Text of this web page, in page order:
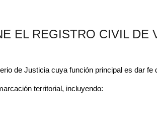
EL REGISTRO CIVIL DE
de Justicia cuya función principal es dar
territorial, incluyendo: